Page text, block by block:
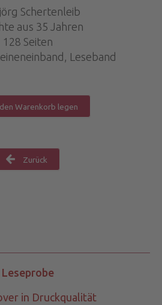
Schertenleib
aus 35 Jahren
128 Seiten
Leseband
Warenkorb legen
Zurück
Leseprobe
in Druckqualität